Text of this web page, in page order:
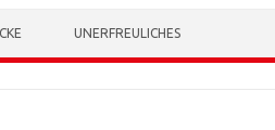
UNERFREULICHES